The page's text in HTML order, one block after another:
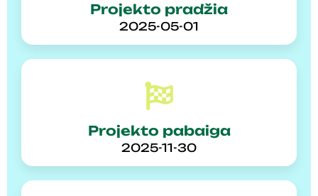
Projekto pradžia
2025-05-01
Projekto pabaiga
2025-11-30